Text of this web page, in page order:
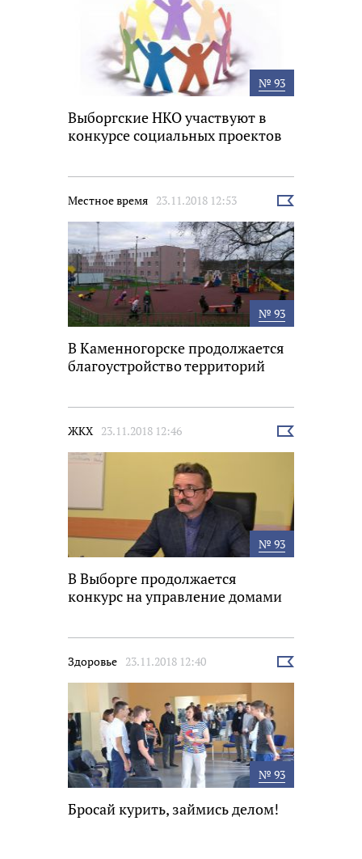
№ 93
Выборгские НКО участвуют в
конкурсе социальных проектов
Местное время 23.11.2018 12:53
Выбрать
№ 93
В Каменногорске продолжается
благоустройство территорий
ЖКХ 23.11.2018 12:46
Выбрать
№ 93
В Выборге продолжается
конкурс на управление домами
Здоровье 23.11.2018 12:40
Выбрать
№ 93
Бросай курить, займись делом!